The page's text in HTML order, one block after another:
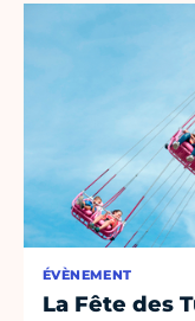
ÉVÈNEMENT
La Fête des